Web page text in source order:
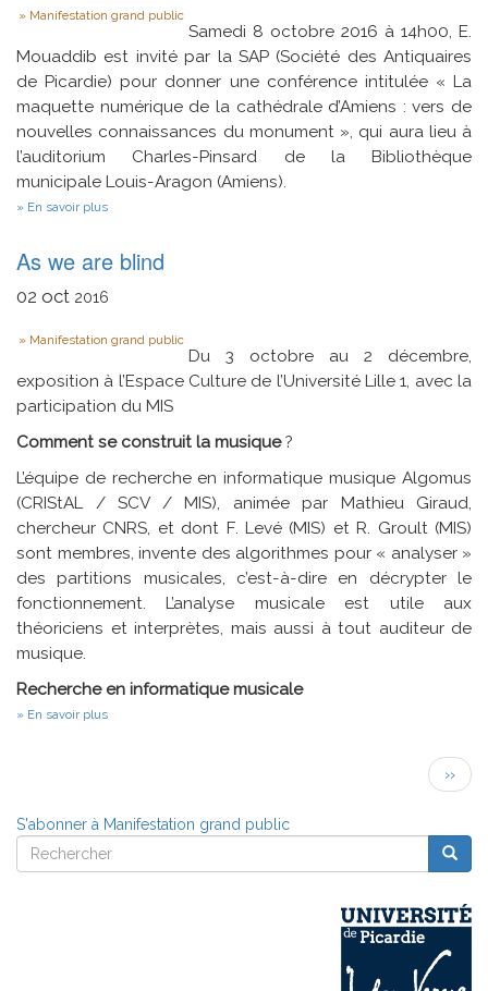
Type
Manifestation grand public
Samedi 8 octobre 2016 à 14h00, E.
Mouaddib est invité par la SAP (Société des Antiquaires
de Picardie) pour donner une conférence intitulée « La
maquette numérique de la cathédrale d’Amiens : vers de
nouvelles connaissances du monument », qui aura lieu à
l’auditorium Charles-Pinsard de la Bibliothèque
municipale Louis-Aragon (Amiens).
En savoir plus
As we are blind
02 oct 2016
Type
Manifestation grand public
Du 3 octobre au 2 décembre,
exposition à l’Espace Culture de l’Université Lille 1, avec la
participation du MIS
Comment se construit la musique?
L’équipe de recherche en informatique musique Algomus
(CRIStAL / SCV / MIS), animée par Mathieu Giraud,
chercheur CNRS, et dont F. Levé (MIS) et R. Groult (MIS)
sont membres, invente des algorithmes pour « analyser »
des partitions musicales, c’est-à-dire en décrypter le
fonctionnement. L’analyse musicale est utile aux
théoriciens et interprètes, mais aussi à tout auditeur de
musique.
Recherche en informatique musicale
En savoir plus
Page
››
S'abonner à Manifestation grand public
Rechercher
Rechercher